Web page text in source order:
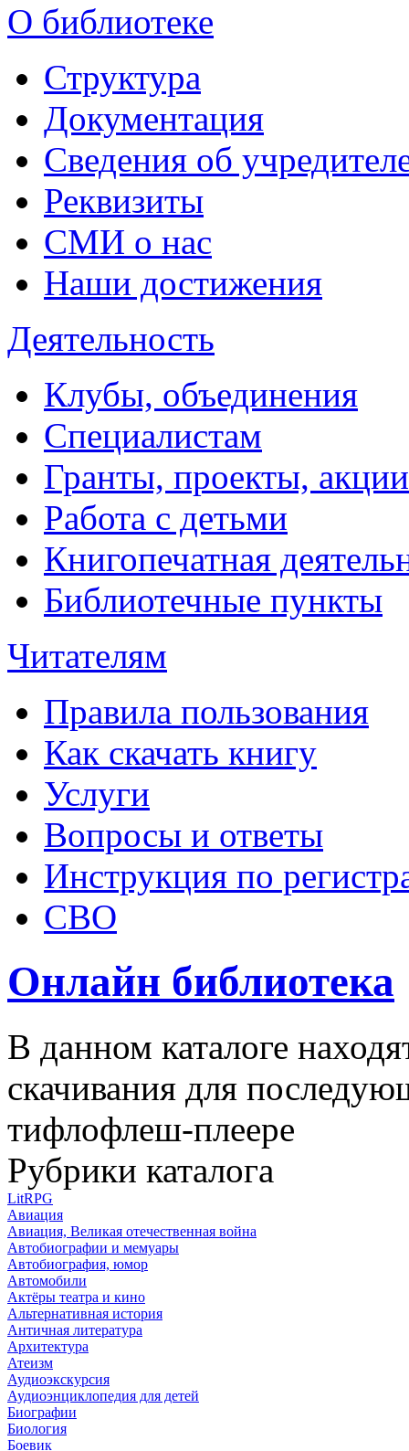
О библиотеке
Структура
Документация
Сведения об
Реквизиты
СМИ о нас
Наши достижения
Деятельность
Клубы, объединения
Специалистам
Гранты, проекты, акции
Работа с детьми
Книгопечатная
Библиотечные пункты
Читателям
Правила пользования
Как скачать книгу
Услуги
Вопросы и ответы
Инструкция по
СВО
Онлайн библиотека
В данном каталоге
скачивания для
тифлофлеш-плеере
Рубрики каталога
LitRPG
Авиация
Авиация, Великая отечественная война
Автобиографии и мемуары
Автобиография, юмор
Автомобили
Актёры театра и кино
Альтернативная история
Античная литература
Архитектура
Атеизм
Аудиоэкскурсия
Аудиоэнциклопедия для детей
Биографии
Биология
Боевик